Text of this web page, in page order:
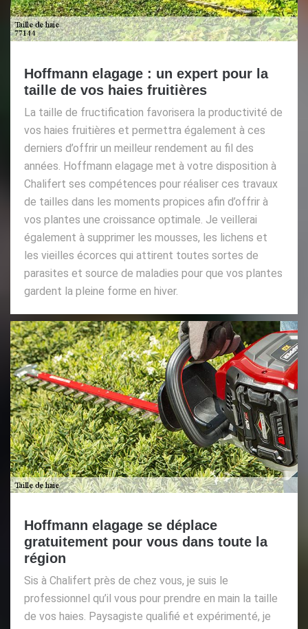
Hoffmann elagage : un expert pour la
taille de vos haies fruitières
La taille de fructification favorisera la productivité de
vos haies fruitières et permettra également à ces
derniers d’offrir un meilleur rendement au fil des
années. Hoffmann elagage met à votre disposition à
Chalifert ses compétences pour réaliser ces travaux
de tailles dans les moments propices afin d’offrir à
vos plantes une croissance optimale. Je veillerai
également à supprimer les mousses, les lichens et
les vieilles écorces qui attirent toutes sortes de
parasites et source de maladies pour que vos plantes
gardent la pleine forme en hiver.
Hoffmann elagage se déplace
gratuitement pour vous dans toute la
région
Sis à Chalifert près de chez vous, je suis le
professionnel qu’il vous pour prendre en main la taille
de vos haies. Paysagiste qualifié et expérimenté, je